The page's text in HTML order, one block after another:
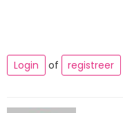
Login
of registreer